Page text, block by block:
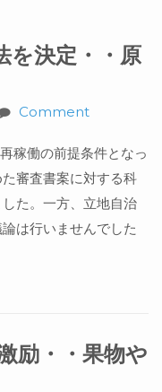
を決定・・原
Comment
稼働の前提条件となっ
審査書案に対する科
た。一方、立地自治
は行いませんでした
励・・果物や